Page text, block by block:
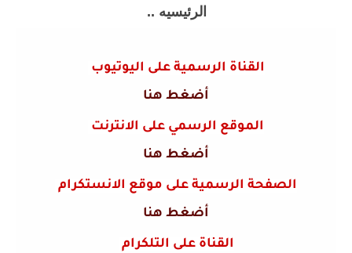
الرئيسيه ..
القناة الرسمية على اليوتيوب
أضغط هنا
الموقع الرسمي على الانترنت
أضغط هنا
الصفحة الرسمية على موقع الانستكرام
أضغط هنا
القناة على التلكرام